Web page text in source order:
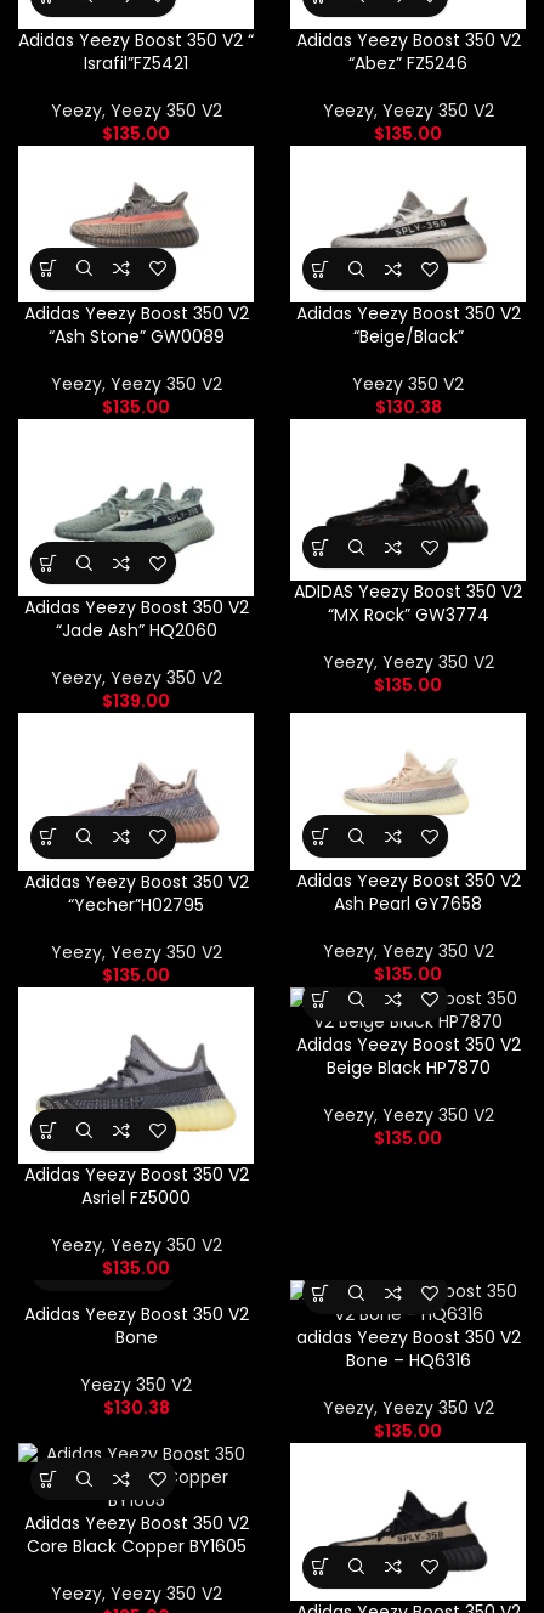
Adidas Yeezy Boost 350 V2 “
Israfil”FZ5421
Yeezy, Yeezy 350 V2
$135.00
Adidas Yeezy Boost 350 V2
“Abez” FZ5246
Yeezy, Yeezy 350 V2
$135.00
Adidas Yeezy Boost 350 V2
“Ash Stone” GW0089
Yeezy, Yeezy 350 V2
$135.00
Adidas Yeezy Boost 350 V2
“Beige/Black”
Yeezy 350 V2
$130.38
Adidas Yeezy Boost 350 V2
“Jade Ash” HQ2060
Yeezy, Yeezy 350 V2
$139.00
ADIDAS Yeezy Boost 350 V2
“MX Rock” GW3774
Yeezy, Yeezy 350 V2
$135.00
Adidas Yeezy Boost 350 V2
“Yecher”H02795
Yeezy, Yeezy 350 V2
$135.00
Adidas Yeezy Boost 350 V2
Ash Pearl GY7658
Yeezy, Yeezy 350 V2
$135.00
Adidas Yeezy Boost 350 V2
Asriel FZ5000
Yeezy, Yeezy 350 V2
$135.00
Adidas Yeezy Boost 350 V2
Beige Black HP7870
Yeezy, Yeezy 350 V2
$135.00
Adidas Yeezy Boost 350 V2
Bone
Yeezy 350 V2
$130.38
adidas Yeezy Boost 350 V2
Bone – HQ6316
Yeezy, Yeezy 350 V2
$135.00
Adidas Yeezy Boost 350 V2
Core Black Copper BY1605
Yeezy, Yeezy 350 V2